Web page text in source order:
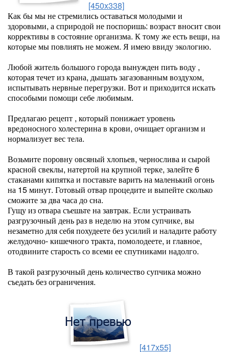
[450x338]
Как бы мы не стремились оставаться молодыми и
здоровыми, а сприродой не поспоришь: возраст вносит свои
коррективы в состояние организма. К тому же есть вещи, на
которые мы повлиять не можем. Я имею ввиду экологию.
Любой житель большого города вынужден пить воду ,
которая течет из крана, дышать загазованным воздухом,
испытывать нервные перегрузки. Вот и приходится искать
способыми помощи себе любимым.
Предлагаю рецепт , который понижает уровень
вредоносного холестерина в крови, очищает организм и
нормализует вес тела.
Возьмите поровну овсяный хлопьев, чернослива и сырой
красной свеклы, натертой на крупной терке, залейте 6
стаканами кипятка и поставьте варить на маленький огонь
на 15 минут. Готовый отвар процедите и выпейте сколько
сможите за два часа до сна.
Гущу из отвара съешьте на завтрак. Если устраивать
разгрузочный день раз в неделю на этом супчике, вы
незаметно для себя похудеете без усилий и наладите работу
желудочно- кишечного тракта, помолодеете, и главное,
отодвините старость со всеми ее спутниками надолго.
В такой разгрузочный день количество супчика можно
съедать без ограничения.
[417x55]